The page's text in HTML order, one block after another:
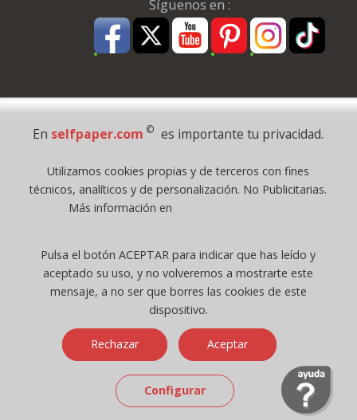
Síguenos en :
Pago Seguro
Todos los derechos reservados
©selfpaper.com, y las webs de ©gruposelfpaper.org están gestionadas, y
Registro Mercantil de Valencia ( España ) CEE:
Tomo 7263, Libro 4565, Folio 1, Sección 8, Hoja V-85203.
Móvil / Tablet - Bot mozilla/5.0 (linux; android 14; pixel 8)
applewebkit/537.36 (khtml, like gecko) chrome/131.0.0.0 mobile
Chrome
Ip: 216.73.216.61 -
↑ 896 → 448 ppp
En selfpaper.com © es importante tu privacidad.
Utilizamos cookies propias y de terceros con fines
técnicos, analíticos y de personalización. No Publicitarias.
Más información en
Pulsa el botón ACEPTAR para indicar que has leído y
aceptado su uso, y no volveremos a mostrarte este
mensaje, a no ser que borres las cookies de este
dispositivo.
Rechazar Aceptar
Configurar